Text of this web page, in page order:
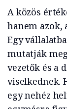
A közös
hanem azok,
Egy
mutatják
vezetők és a
viselkednek.
egy nehéz